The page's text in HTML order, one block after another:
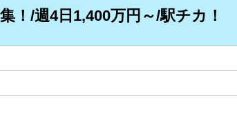
！/週4日1,400万円～/駅チカ！